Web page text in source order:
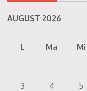
AUGUST 2026
L Ma Mi
3
4 5